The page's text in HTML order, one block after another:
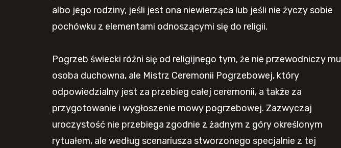
albo jego rodziny, jeśli jest ona niewierząca lub jeśli nie życzy sobie
pochówku z elementami odnoszącymi się do religii.
Pogrzeb świecki różni się od religijnego tym, że nie przewodniczy mu
osoba duchowna, ale Mistrz Ceremonii Pogrzebowej, który
odpowiedzialny jest za przebieg całej ceremonii, a także za
przygotowanie i wygłoszenie mowy pogrzebowej. Zazwyczaj
uroczystość nie przebiega zgodnie z żadnym z góry określonym
rytuałem, ale według scenariusza stworzonego specjalnie z tej